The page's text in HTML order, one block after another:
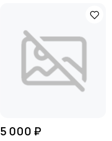
Домашний персонал
5 000 ₽